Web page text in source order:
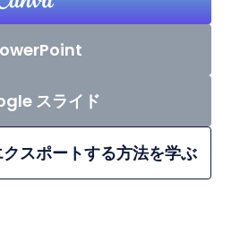
スライド
スポートする方法を学ぶ